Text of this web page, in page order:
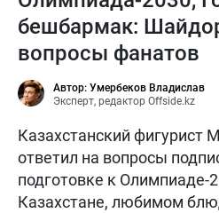
бешбармак:
вопросы фанатов
Автор: Умербеков Владислав
Эксперт, редактор Offside.kz
Казахстанский фигурист
ответил на вопросы
подготовке к Олимпиаде-
Казахстане, любимом